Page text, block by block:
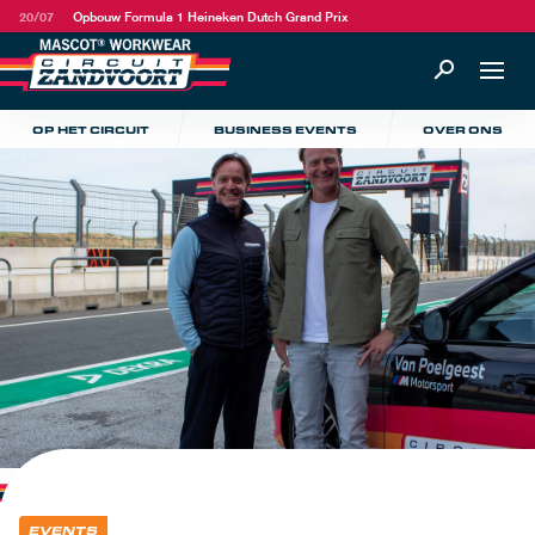
20/07 Opbouw Formula 1 Heineken Dutch Grand Prix
OP HET CIRCUIT BUSINESS EVENTS OVER ONS
EVENTS